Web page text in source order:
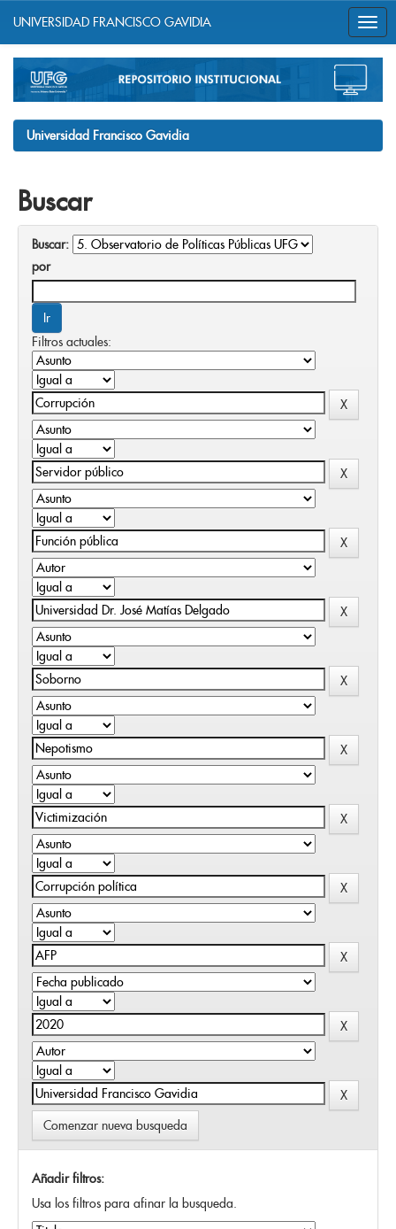
navigation
UNIVERSIDAD FRANCISCO GAVIDIA
Universidad Francisco Gavidia
Buscar
Buscar:
por
Filtros actuales:
Comenzar nueva busqueda
Añadir filtros:
Usa los filtros para afinar la busqueda.